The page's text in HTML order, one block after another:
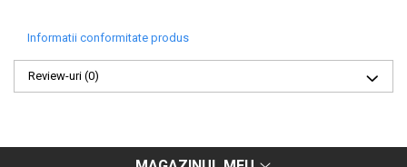
Informatii conformitate produs
Review-uri (0)